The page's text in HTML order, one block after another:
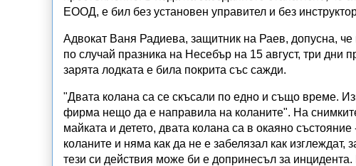
ЕООД, е бил без установен управител и без
Адвокат Ваня Радиева, защитник на Раев, допусна,
по случай празника на Несебър на 15 август, три дни
зарята лодката е била покрита със сажди.
"Двата колана са се скъсали по едно и също време.
фирма нещо да е направила на коланите". На
майката и детето, двата колана са в окаяно
коланите и няма как да не е забелязал как
тези си действия може би е допринесъл за